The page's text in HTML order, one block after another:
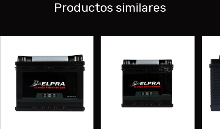
Productos similares